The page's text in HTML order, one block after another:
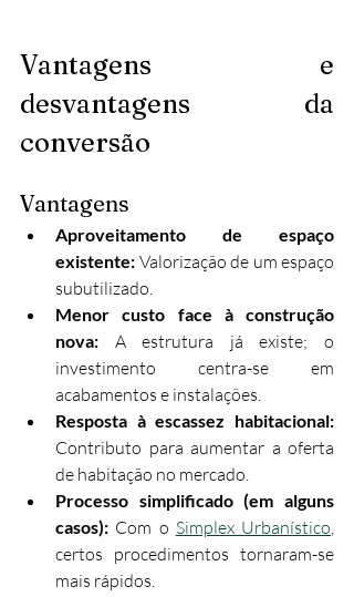
Vantagens e
desvantagens da
conversão
Vantagens
Aproveitamento de espaço
existente: Valorização de um espaço
subutilizado.
Menor custo face à construção
nova: A estrutura já existe; o
investimento centra-se em
acabamentos e instalações.
Resposta à escassez habitacional:
Contributo para aumentar a oferta
de habitação no mercado.
Processo simplificado (em alguns
casos): Com o Simplex Urbanístico,
certos procedimentos tornaram-se
mais rápidos.